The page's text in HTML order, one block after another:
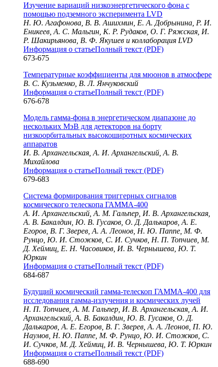
Изучение вариаций низкоэнергетического фона с
помощью подземного эксперимента LVD
Н. Ю. Агафонова, В. В. Ашихмин, Е. А. Добрынина, Р. И.
Еникеев, А. С. Мальгин, К. Р. Рудаков, О. Г. Ряжская, И.
Р. Шакирьянова, В. Ф. Якушев и коллаборация LVD
Информация о статьеПолный текст (PDF)
673-675
Температурные коэффициенты для мюонов в атмосфере
В. С. Кузьменко, В. Л. Янчуковский
Информация о статьеПолный текст (PDF)
676-678
Модель гамма-фона в энергетическом диапазоне до
нескольких МэВ для детекторов на борту
низкоорбитальных высокоширотных космических
аппаратов
И. В. Архангельская, А. И. Архангельский, А. В.
Михайлова
Информация о статьеПолный текст (PDF)
679-683
Система формирования триггерных сигналов
космического телескопа ГАММА-400
А. И. Архангельский, А. М. Гальпер, И. В. Архангельская,
А. В. Бакалдин, Ю. В. Гусаков, О. Д. Далькаров, А. Е.
Егоров, В. Г. Зверев, А. А. Леонов, Н. Ю. Паппе, М. Ф.
Рунцо, Ю. И. Стожков, С. И. Сучков, Н. П. Топчиев, М.
Д. Хеймиц, Е. Н. Часовиков, И. В. Чернышева, Ю. Т.
Юркин
Информация о статьеПолный текст (PDF)
684-687
Будущий космический гамма-телескоп ГАММА-400 для
исследования гамма-излучения и космических лучей
Н. П. Топчиев, А. М. Гальпер, И. В. Архангельская, А. И.
Архангельский, А. В. Бакалдин, Ю. В. Гусаков, О. Д.
Далькаров, А. Е. Егоров, В. Г. Зверев, А. А. Леонов, П. Ю.
Наумов, Н. Ю. Паппе, М. Ф. Рунцо, Ю. И. Стожков, С.
И. Сучков, М. Д. Хеймиц, И. В. Чернышева, Ю. Т. Юркин
Информация о статьеПолный текст (PDF)
688-690